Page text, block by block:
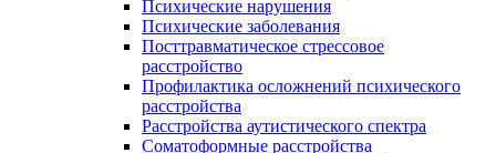
Психические нарушения
Психические заболевания
Посттравматическое стрессовое
расстройство
Профилактика осложнений психического
расстройства
Расстройства аутистического спектра
Соматоформные расстройства